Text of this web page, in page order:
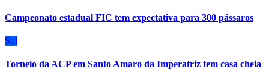
Campeonato estadual FIC tem expectativa para 300 pássaros
Sul
Torneio da ACP em Santo Amaro da Imperatriz tem casa cheia